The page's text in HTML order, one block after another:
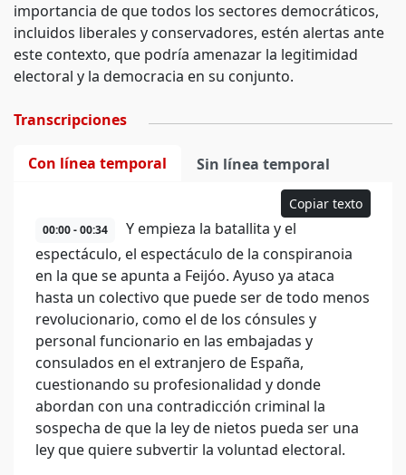
importancia de que todos los sectores democráticos,
incluidos liberales y conservadores, estén alertas ante
este contexto, que podría amenazar la legitimidad
electoral y la democracia en su conjunto.
Transcripciones
Con línea temporal Sin línea temporal
Copiar texto
00:00 - 00:34
Y empieza la batallita y el
espectáculo, el espectáculo de la conspiranoia
en la que se apunta a Feijóo. Ayuso ya ataca
hasta un colectivo que puede ser de todo menos
revolucionario, como el de los cónsules y
personal funcionario en las embajadas y
consulados en el extranjero de España,
cuestionando su profesionalidad y donde
abordan con una contradicción criminal la
sospecha de que la ley de nietos pueda ser una
ley que quiere subvertir la voluntad electoral.